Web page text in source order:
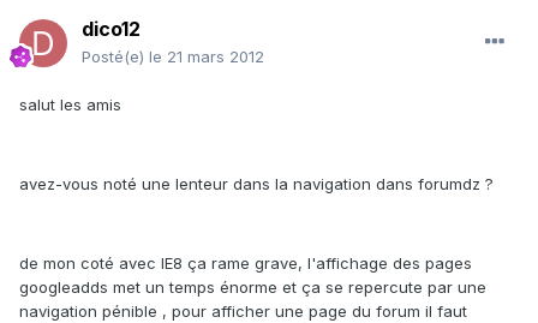
dico12
Posté(e) le 21 mars 2012
salut les amis
avez-vous noté une lenteur dans la navigation dans forumdz ?
de mon coté avec IE8 ça rame grave, l'affichage des pages
googleadds met un temps énorme et ça se repercute par une
navigation pénible , pour afficher une page du forum il faut